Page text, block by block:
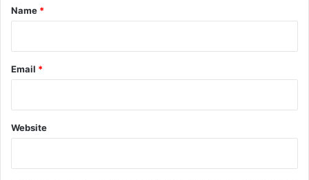
*
Name *
Email *
Website